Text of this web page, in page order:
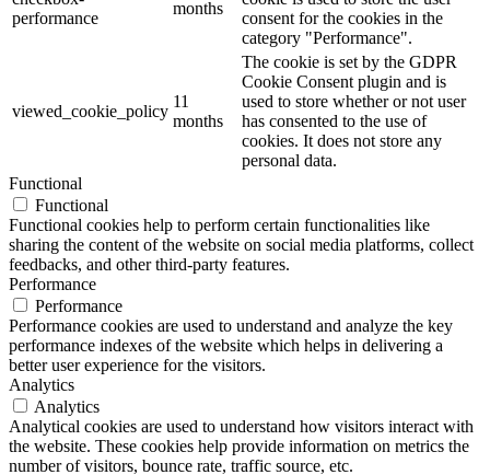
performance
months
consent for the cookies in the
category "Performance".
viewed_cookie_policy
11
months
The cookie is set by the GDPR
Cookie Consent plugin and is
used to store whether or not user
has consented to the use of
cookies. It does not store any
personal data.
Functional
Functional
Functional cookies help to perform certain functionalities like
sharing the content of the website on social media platforms, collect
feedbacks, and other third-party features.
Performance
Performance
Performance cookies are used to understand and analyze the key
performance indexes of the website which helps in delivering a
better user experience for the visitors.
Analytics
Analytics
Analytical cookies are used to understand how visitors interact with
the website. These cookies help provide information on metrics the
number of visitors, bounce rate, traffic source, etc.